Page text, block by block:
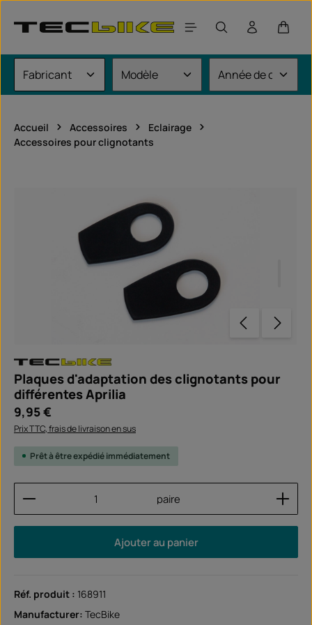
Le
Accueil Accessoires
Eclairage
Accessoires pour clignotants
Plaques d'adaptation des clignotants pour
différentes Aprilia
Prix régulier :
9,95 €
Prix TTC, frais de livraison en sus
Prêt à être expédié immédiatement
Quantité de produit : Entrez la quantité
paire
Ajouter au panier
Réf. produit : 168911
Manufacturer: TecBike